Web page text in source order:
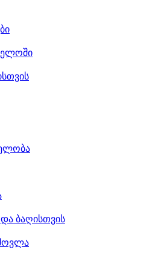
ბაღისთვის